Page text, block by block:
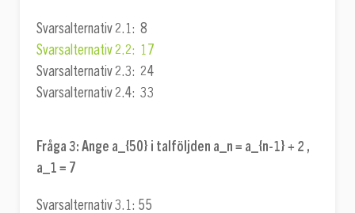
Svarsalternativ 2.1: 8
Svarsalternativ 2.2: 17
Svarsalternativ 2.3: 24
Svarsalternativ 2.4: 33
Fråga 3: Ange a_{50} i talföljden a_n = a_{n-1} + 2 ,
a_1 = 7
Svarsalternativ 3.1: 55